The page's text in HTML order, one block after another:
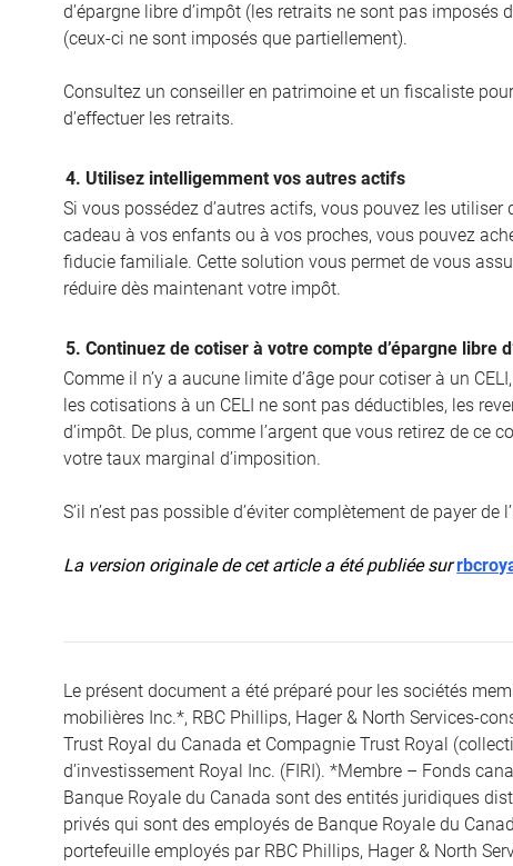
d’épargne libre d’impôt (les retraits ne sont pas
(ceux-ci ne sont imposés que partiellement).
Consultez un conseiller en patrimoine et un fiscaliste
d’effectuer les retraits.
4. Utilisez intelligemment vos autres actifs
Si vous possédez d’autres actifs, vous pouvez les
cadeau à vos enfants ou à vos proches, vous pouvez
fiducie familiale. Cette solution vous permet de vous
réduire dès maintenant votre impôt.
5. Continuez de cotiser à votre compte d’épargne libre
Comme il n’y a aucune limite d’âge pour cotiser à un
les cotisations à un CELI ne sont pas déductibles, les
d’impôt. De plus, comme l’argent que vous retirez de ce
votre taux marginal d’imposition.
S’il n’est pas possible d’éviter complètement de payer
La version originale de cet article a été publiée sur
Le présent document a été préparé pour les sociétés
mobilières Inc.*, RBC Phillips, Hager & North Services-
Trust Royal du Canada et Compagnie Trust Royal
d’investissement Royal Inc. (FIRI). *Membre – Fonds
Banque Royale du Canada sont des entités juridiques
privés qui sont des employés de Banque Royale du
portefeuille employés par RBC Phillips, Hager & North